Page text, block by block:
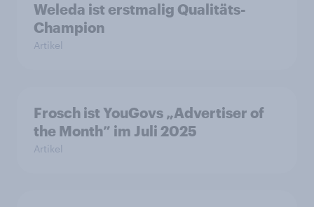
Weleda ist erstmalig Qualitäts-
Champion
Artikel
Frosch ist YouGovs „Advertiser of
the Month” im Juli 2025
Artikel